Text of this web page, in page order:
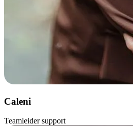
Caleni
Teamleider support